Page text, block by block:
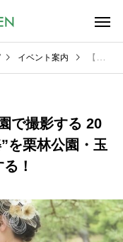
イベント案内 【2027年成人式 撮影】「名園で撮影する 20 歳の記念」 成人式の”ハレ姿”を栗林公園・玉藻公園でロケーション撮影する！
で撮影する 20
を栗林公園・玉
！